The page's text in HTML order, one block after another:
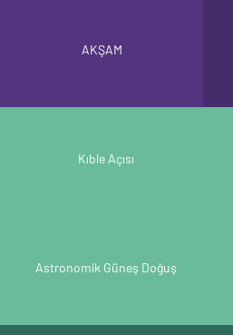
AKŞAM
Kıble Açısı
Astronomik Güneş Doğuş